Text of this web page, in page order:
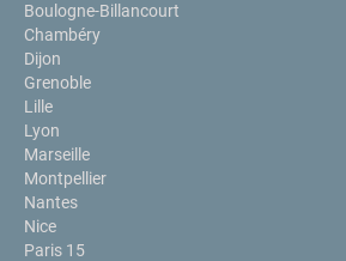
Boulogne-Billancourt
Chambéry
Dijon
Grenoble
Lille
Lyon
Marseille
Montpellier
Nantes
Nice
Paris 15